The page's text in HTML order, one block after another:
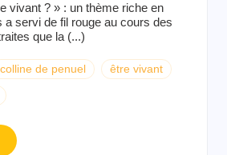
vivant ? » : un thème riche en
a servi de fil rouge au cours des
que la (...)
colline de penuel être vivant